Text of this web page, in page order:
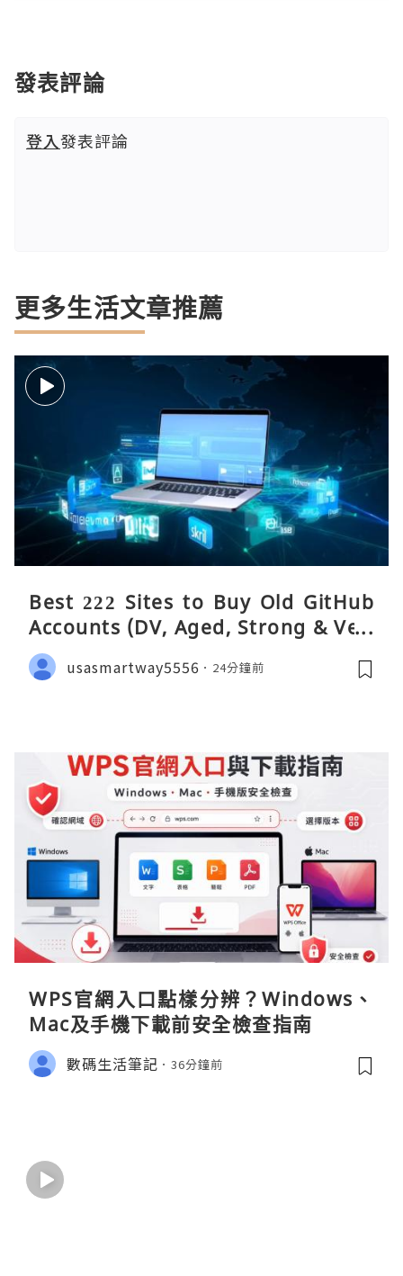
發表評論
登入發表評論
更多生活文章推薦
Best 222 Sites to Buy Old GitHub
Accounts (DV, Aged, Strong & Veri
fied)
usasmartway5556 24分鐘前
WPS官網入口點樣分辨？Windows、
Mac及手機下載前安全檢查指南
數碼生活筆記 36分鐘前